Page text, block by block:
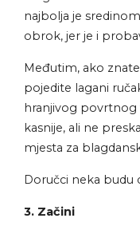
najbolja je
obrok, jer je i
Međutim, ako
pojedite lagani
hranjivog povrtnog
kasnije, ali ne
mjesta za
Doručci neka budu
3. Začini